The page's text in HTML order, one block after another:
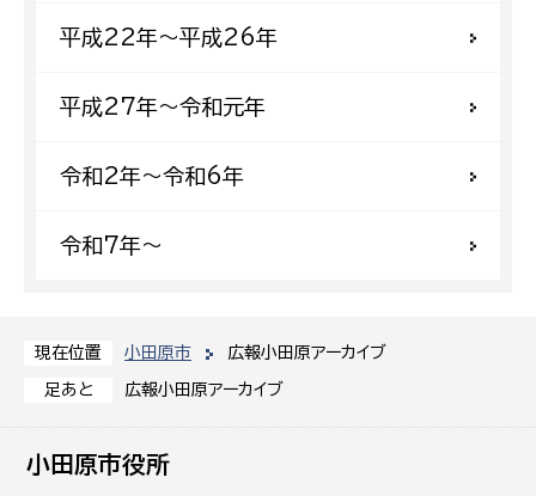
現在位置 小田原市 広報小田原アーカイブ
足あと 広報小田原アーカイブ
平成22年〜平成26年
平成27年〜令和元年
令和2年〜令和6年
令和7年〜
小田原市役所